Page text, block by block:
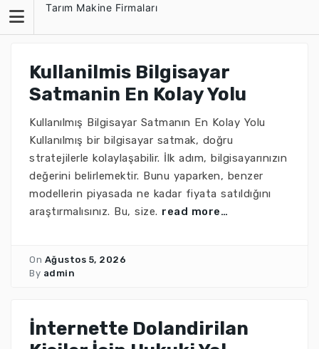
content
Tarım Makine Firmaları
Kullanilmis Bilgisayar
Satmanin En Kolay Yolu
Kullanılmış Bilgisayar Satmanın En Kolay Yolu
Kullanılmış bir bilgisayar satmak, doğru
stratejilerle kolaylaşabilir. İlk adım, bilgisayarınızın
değerini belirlemektir. Bunu yaparken, benzer
modellerin piyasada ne kadar fiyata satıldığını
araştırmalısınız. Bu, size. read more…
On Ağustos 5, 2026
By admin
İnternette Dolandirilan